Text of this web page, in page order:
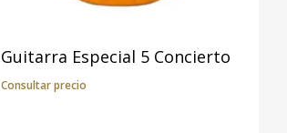
Guitarra Especial 5 Concierto
Consultar precio